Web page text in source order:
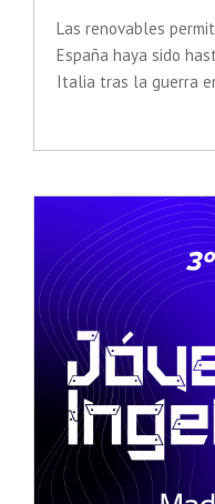
Las renovables
España haya sido
Italia tras la guerra